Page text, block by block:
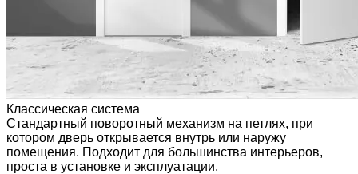
Классическая система
Стандартный поворотный механизм на петлях, при
котором дверь открывается внутрь или наружу
помещения. Подходит для большинства интерьеров,
проста в установке и эксплуатации.